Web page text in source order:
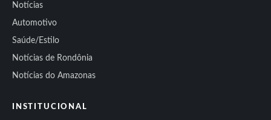
Notícias
Automotivo
Saúde/Estilo
Notícias de Rondônia
Notícias do Amazonas
INSTITUCIONAL